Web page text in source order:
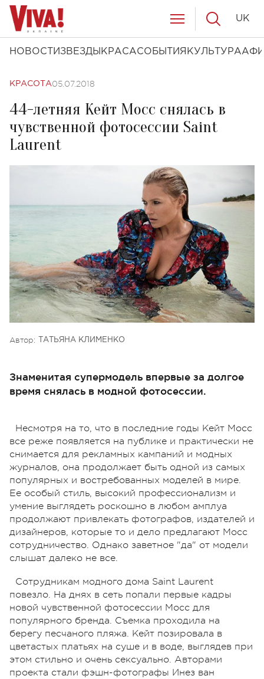
НОВОСТИ ЗВЕЗДЫ КРАСАСОБЫТИЯ КУЛЬТУРА
UK
КРАСОТА05.07.2018
44-летняя Кейт Мосс снялась в
чувственной фотосессии Saint
Laurent
Автор: ТАТЬЯНА КЛИМЕНКО
Знаменитая супермодель впервые за долгое
время снялась в модной фотосессии.
Несмотря на то, что в последние годы Кейт Мосс
все реже появляется на публике и практически не
снимается для рекламных кампаний и модных
журналов, она продолжает быть одной из самых
популярных и востребованных моделей в мире.
Ее особый стиль, высокий профессионализм и
умение выглядеть роскошно в любом амплуа
продолжают привлекать фотографов, издателей и
дизайнеров, которые то и дело предлагают Мосс
сотрудничество. Однако заветное "да" от модели
слышат далеко не все.
Сотрудникам модного дома Saint Laurent
повезло. На днях в сеть попали первые кадры
новой чувственной фотосессии Мосс для
популярного бренда. Съемка проходила на
берегу песчаного пляжа. Кейт позировала в
цветастых платьях на суше и в воде, выглядев при
этом стильно и очень сексуально. Авторами
проекта стали фэшн-фотографы Инез ван